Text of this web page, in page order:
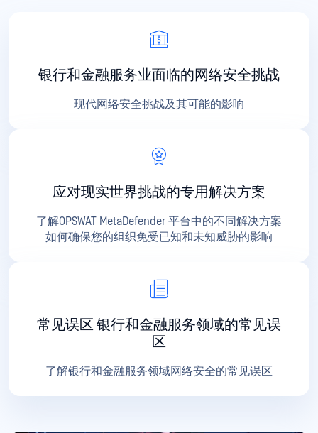
银行和金融服务业面临的网络安全挑战
现代网络安全挑战及其可能的影响
应对现实世界挑战的专用解决方案
了解OPSWAT MetaDefender 平台中的不同解决方案
如何确保您的组织免受已知和未知威胁的影响
常见误区 银行和金融服务领域的常见误
区
了解银行和金融服务领域网络安全的常见误区